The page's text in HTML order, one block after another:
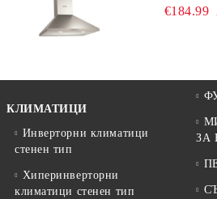
€184.99
КЛИМАТИЦИ
Инверторни климатици
стенен тип
Хиперинверторни
климатици стенен тип
ЗА